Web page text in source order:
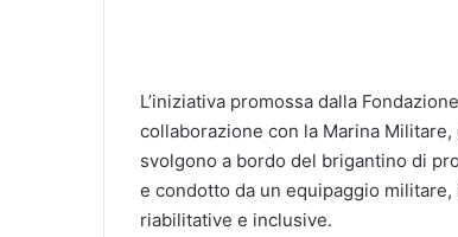
L’iniziativa promossa dalla
collaborazione con la Marina
svolgono a bordo del brigantino di
e condotto da un equipaggio
riabilitative e inclusive.